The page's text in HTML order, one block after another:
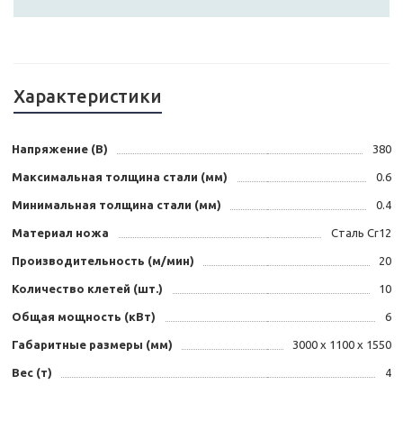
Характеристики
Напряжение (В) 380
Максимальная толщина стали (мм) 0.6
Минимальная толщина стали (мм) 0.4
Материал ножа Сталь Сr12
Производительность (м/мин) 20
Количество клетей (шт.) 10
Общая мощность (кВт) 6
Габаритные размеры (мм) 3000 х 1100 х 1550
Вес (т) 4